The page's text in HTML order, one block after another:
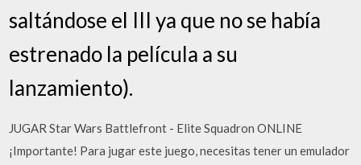
saltándose el III ya que no se había
estrenado la película a su
lanzamiento).
JUGAR Star Wars Battlefront - Elite Squadron ONLINE
¡Importante! Para jugar este juego, necesitas tener un emulador